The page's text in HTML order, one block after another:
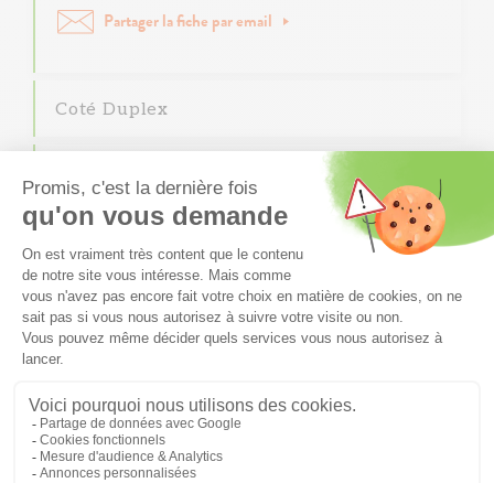
Partager la fiche par email
Coté Duplex
Localisation
Les Carrés des Cèdres
04.72.47.32.00
info69@carre-habitat.com